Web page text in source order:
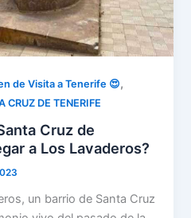
de Visita a Tenerife 😍,
CRUZ DE TENERIFE
Cruz de
a Los Lavaderos?
un barrio de Santa Cruz